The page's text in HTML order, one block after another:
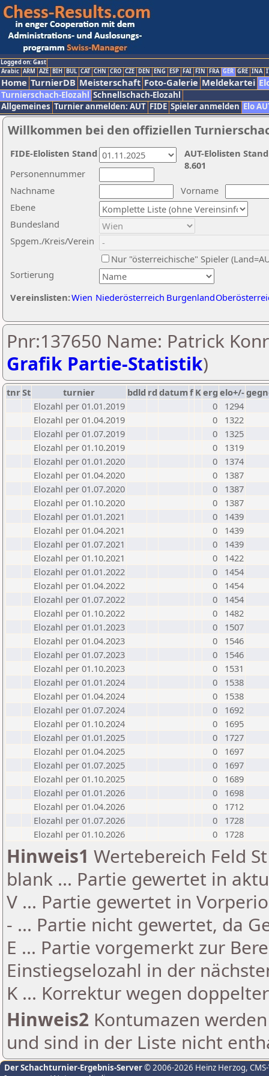
Logged on: Gast
Arabic ARM AZE BIH BUL CAT CHN CRO CZE DEN ENG ESP FAI FIN FRA GER GRE INA
Home TurnierDB Meisterschaft Foto-Galerie Meldekartei
Turnierschach-Elozahl Schnellschach-Elozahl
Allgemeines Turnier anmelden: AUT FIDE Spieler anmelden Elo
Willkommen bei den offiziellen
Nachname
Vorname
Ebene
Sortierung
Personennummer
Bundesland
Spgem./Kreis/Verein
Nur "österreichische" Spieler
Vereinslisten:Wien Niederösterreich Burgenland
AUT-Elolisten
8.601
FIDE-Elolisten Stand
Pnr:137650 Name: Patrick
Grafik Partie-Statistik)
tnrSt turnier bdld rd datumf Kerg elo+/-
Elozahl per 01.01.2019
0
1294
Elozahl per 01.04.2019
0
1322
Elozahl per 01.07.2019
0
1325
Elozahl per 01.10.2019
0
1319
Elozahl per 01.01.2020
0
1374
Elozahl per 01.04.2020
0
1387
Elozahl per 01.07.2020
0
1387
Elozahl per 01.10.2020
0
1387
Elozahl per 01.01.2021
0
1439
Elozahl per 01.04.2021
0
1439
Elozahl per 01.07.2021
0
1439
Elozahl per 01.10.2021
0
1422
Elozahl per 01.01.2022
0
1454
Elozahl per 01.04.2022
0
1454
Elozahl per 01.07.2022
0
1454
Elozahl per 01.10.2022
0
1482
Elozahl per 01.01.2023
0
1507
Elozahl per 01.04.2023
0
1546
Elozahl per 01.07.2023
0
1546
Elozahl per 01.10.2023
0
1531
Elozahl per 01.01.2024
0
1538
Elozahl per 01.04.2024
0
1538
Elozahl per 01.07.2024
0
1692
Elozahl per 01.10.2024
0
1695
Elozahl per 01.01.2025
0
1727
Elozahl per 01.04.2025
0
1697
Elozahl per 01.07.2025
0
1697
Elozahl per 01.10.2025
0
1689
Elozahl per 01.01.2026
0
1698
Elozahl per 01.04.2026
0
1712
Elozahl per 01.07.2026
0
1728
Elozahl per 01.10.2026
0 1728
Hinweis1 Wertebereich Feld
blank ... Partie gewertet in
V ... Partie gewertet in
- ... Partie nicht gewertet, da
E ... Partie vorgemerkt zur
Einstiegselozahl in der
K ... Korrektur wegen
Hinweis2 Kontumazen
und sind in der Liste nicht
Der Schachturnier-Ergebnis-Server© 2006-2026 Heinz Herzog,